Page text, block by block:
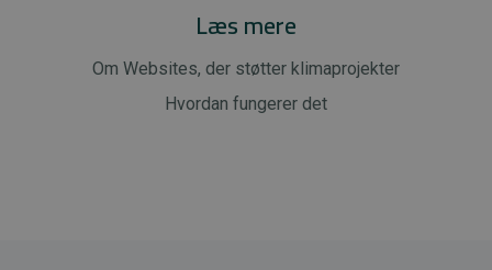
Læs mere
Om Websites, der støtter klimaprojekter
Hvordan fungerer det